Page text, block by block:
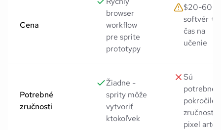
Cena
browser
workflow
pre sprite
prototypy
$20-60
softvér +
čas na
učenie
Potrebné
zručnosti
Žiadne -
sprity môže
vytvoriť
ktokoľvek
Sú
potrebné
pokročilé
zručnosti v
pixel arte